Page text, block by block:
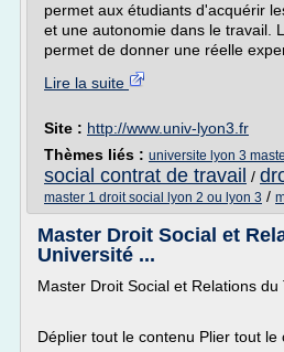
permet aux étudiants d'acquérir
et une autonomie dans le travail.
permet de donner une réelle
Lire la suite
Site : http://www.univ-lyon3.fr
Thèmes liés : universite lyon 3
social contrat de travail /
master 1 droit social lyon 2 ou lyon 3 /
Master Droit Social et
Université ...
Master Droit Social et Relations du
Déplier tout le contenu Plier tout le